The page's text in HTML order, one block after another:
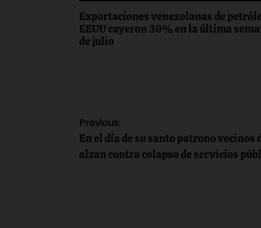
Exportaciones venezolanas de
EEUU cayeron 39% en la última
de julio
Navegación
de
Previous:
En el día de su santo patrono vecinos
alzan contra colapso de servicios